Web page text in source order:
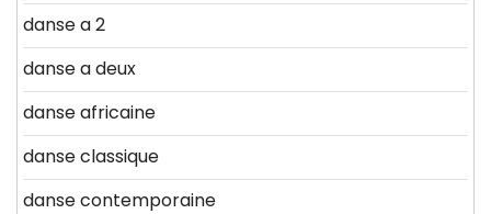
danse a 2
danse a deux
danse africaine
danse classique
danse contemporaine